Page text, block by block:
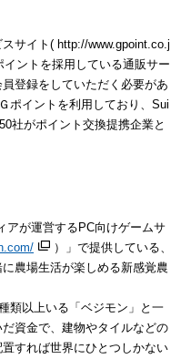
サイト( http://www.gpoint.co.j
ントを採用している通販サー
登録をしていただく必要があ
ポイントを利用しており、Sui
社がポイント交換提携企業と
が運営するPC向けゲームサ
）」で提供している、
農場生活が楽しめる新感覚農
類以上いる「ベジモン」と一
資金で、建物やタイルなどの
すれば世界にひとつしかない